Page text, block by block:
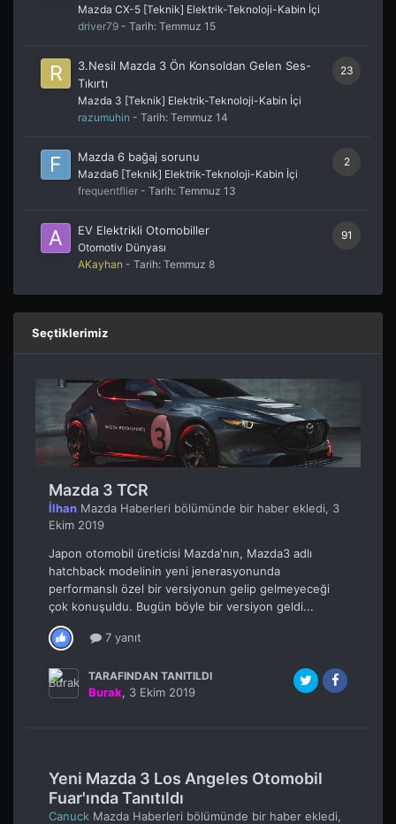
Mazda CX-5 [Teknik] Elektrik-Teknoloji-Kabin İçi
driver79 - Tarih: Temmuz 15
23
3.Nesil Mazda 3 Ön Konsoldan Gelen Ses-
Tıkırtı
Mazda 3 [Teknik] Elektrik-Teknoloji-Kabin İçi
razumuhin - Tarih: Temmuz 14
2
Mazda 6 bağaj sorunu
Mazda6 [Teknik] Elektrik-Teknoloji-Kabin İçi
frequentflier - Tarih: Temmuz 13
91
EV Elektrikli Otomobiller
Otomotiv Dünyası
AKayhan - Tarih: Temmuz 8
Seçtiklerimiz
Mazda 3 TCR
İlhan Mazda Haberleri bölümünde bir haber ekledi, 3
Ekim 2019
Japon otomobil üreticisi Mazda'nın, Mazda3 adlı
hatchback modelinin yeni jenerasyonunda
performanslı özel bir versiyonun gelip gelmeyeceği
çok konuşuldu. Bugün böyle bir versiyon geldi...
7 yanıt
TARAFINDAN TANITILDI
Burak, 3 Ekim 2019
Yeni Mazda 3 Los Angeles Otomobil
Fuar'ında Tanıtıldı
Canuck Mazda Haberleri bölümünde bir haber ekledi,